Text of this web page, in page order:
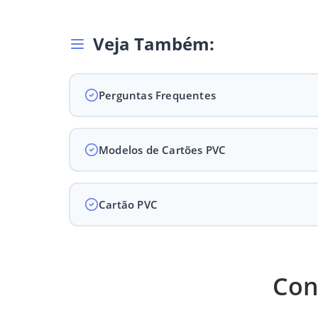
Veja Também:
Perguntas Frequentes
Modelos de Cartões PVC
Cartão PVC
Qualidade
Criação de design grátis a
Fabricante